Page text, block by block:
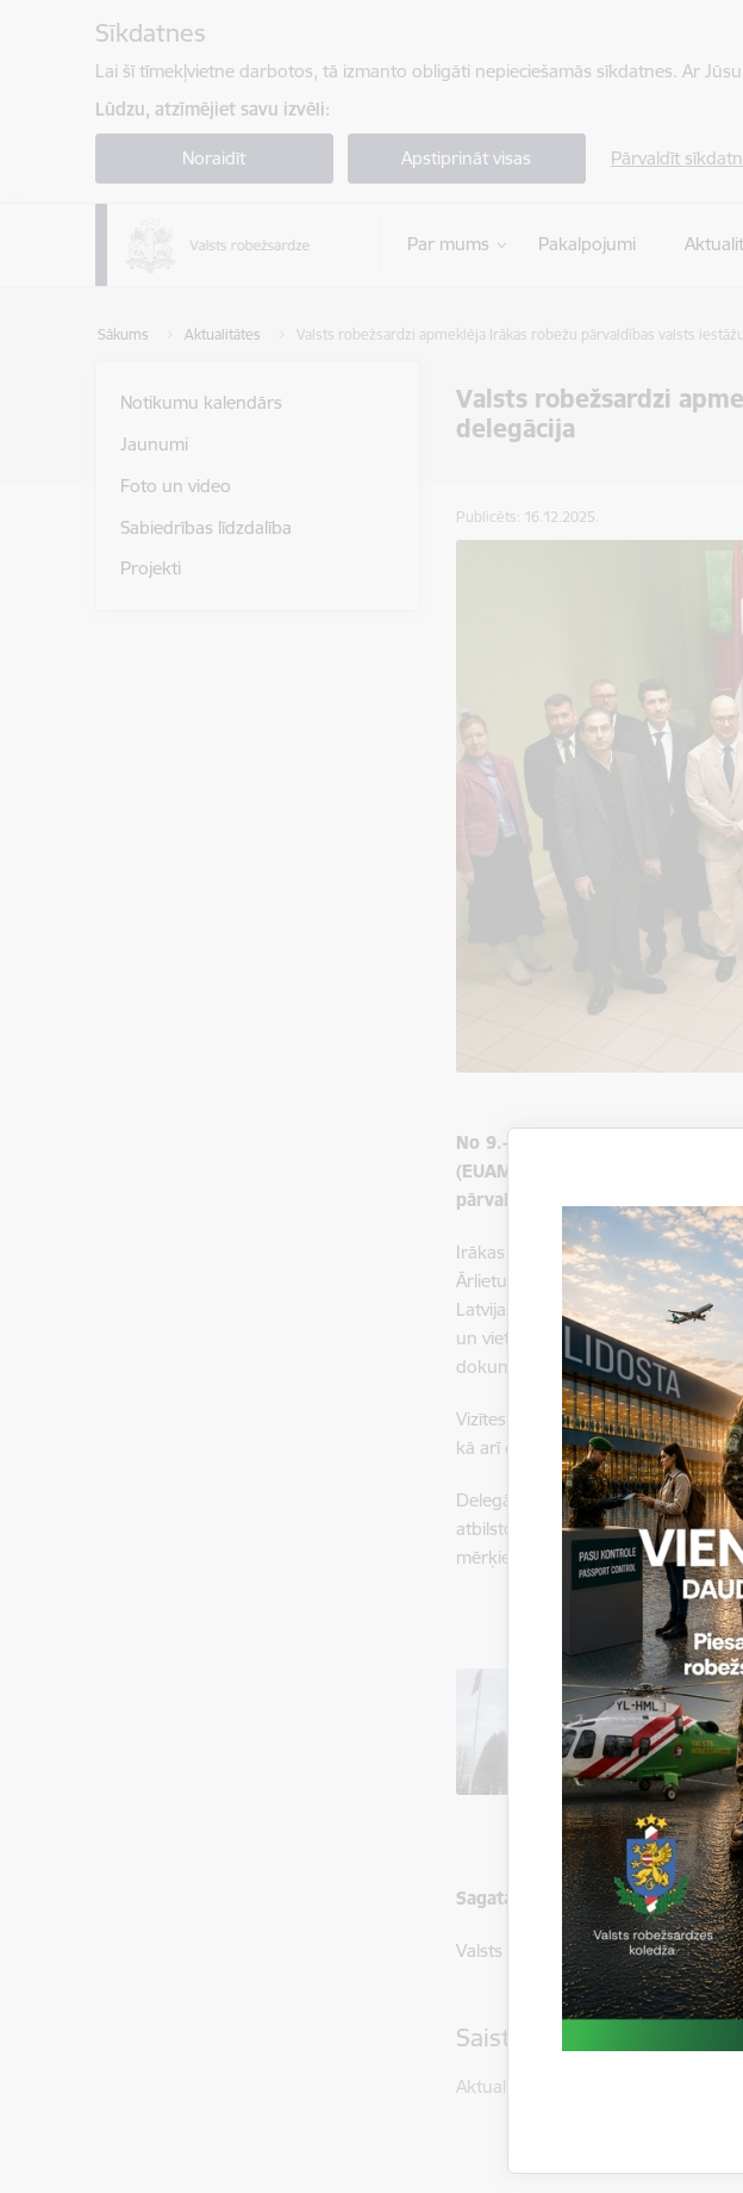
Sīkdatnes
Lai šī tīmekļvietne darbotos, tā izmanto obligāti nepieciešamās sīkdatnes. Ar
Lūdzu, atzīmējiet savu izvēli:
Noraidīt Apstiprināt visas Pārvaldīt
Par mums Pakalpojumi
Sākums Aktualitātes Valsts robežsardzi apmeklēja Irākas robežu pārvaldības valsts
Valsts robežsardzi
delegācija
Notikumu kalendārs
Jaunumi
Foto un video
Sabiedrības līdzdalība
Projekti
Publicēts: 16.12.2025.
No 9.-11.decembrim Valsts
(EUAM Iraq) Valsts
pārvaldības valsts iestāžu
Irākas delegācija vizītes ietvaros
Ārlietu ministrijas pārstāvjiem un
Latvijas pieredzi nacionālās
un vietējā līmenī, kā arī veica
dokumentu pārbaudes un
Vizītes mērķi bija stiprināt Irākas
kā arī organizētās pārrobežu
Delegācijas vizīte organizēta
atbilstoši Eiropas Ārējās darbības
mērķiem, sniedzot atbalstu
Sagatavoja:
Valsts robežsardzes Eiropas
Saistītas tēmas
Aktualitātes: